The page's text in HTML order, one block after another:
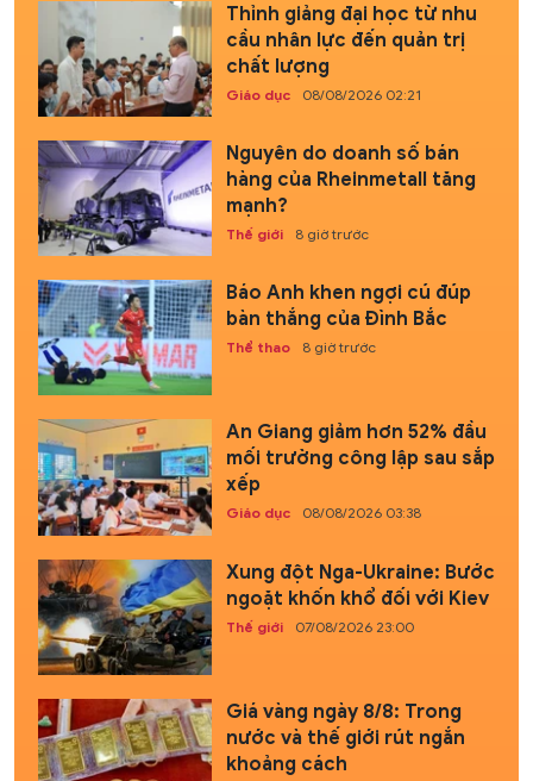
Thỉnh giảng đại học từ nhu
cầu nhân lực đến quản trị
chất lượng
Giáo dục 08/08/2026 02:21
Nguyên do doanh số bán
hàng của Rheinmetall tăng
mạnh?
Thế giới 8 giờ trước
Báo Anh khen ngợi cú đúp
bàn thắng của Đình Bắc
Thể thao 8 giờ trước
An Giang giảm hơn 52% đầu
mối trường công lập sau sắp
xếp
Giáo dục 08/08/2026 03:38
Xung đột Nga-Ukraine: Bước
ngoặt khốn khổ đối với Kiev
Thế giới 07/08/2026 23:00
Giá vàng ngày 8/8: Trong
nước và thế giới rút ngắn
khoảng cách